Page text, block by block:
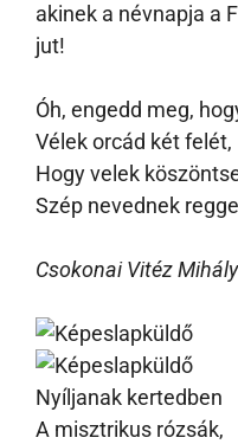
akinek a névnapja a
jut!
Óh, engedd meg,
Vélek orcád két felét,
Hogy velek
Szép nevednek
Csokonai Vitéz Mihály
Nyíljanak kertedben
A misztrikus rózsák,